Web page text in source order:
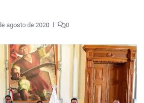
agosto de 2020 0